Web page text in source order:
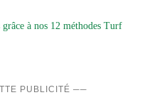
à nos 12 méthodes Turf
PUBLICITÉ ──